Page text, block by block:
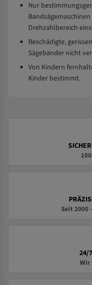
Nur
Drehzahlbereich
Beschädigte,
Sägebänder nicht
Von Kindern
Kinder bestimmt.
Seit 2000
24/
Wir